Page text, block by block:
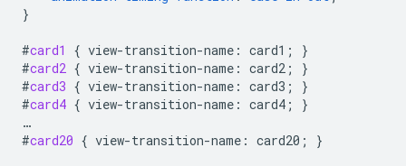
}
#card1 { view-transition-name : card1 ;
}
#card2 { view-transition-name : card2 ;
}
#card3 { view-transition-name : card3 ;
}
#card4 { view-transition-name : card4 ;
}
…
#card20 { view-transition-name : card20 ; }